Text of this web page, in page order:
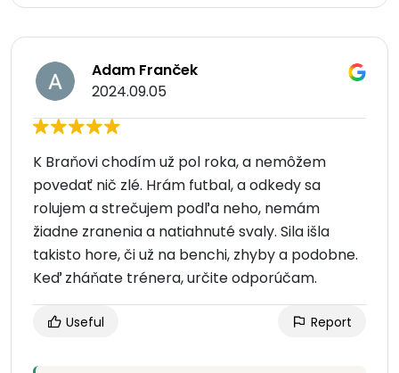
Adam Franček
2024.09.05
K Braňovi chodím už pol roka, a nemôžem
povedať nič zlé. Hrám futbal, a odkedy sa
rolujem a strečujem podľa neho, nemám
žiadne zranenia a natiahnuté svaly. Sila išla
takisto hore, či už na benchi, zhyby a podobne.
Keď zháňate trénera, určite odporúčam.
Useful Report